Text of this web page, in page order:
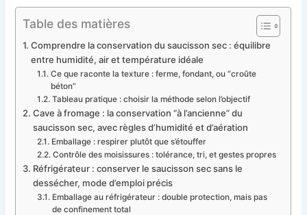
Table des matières
Comprendre la conservation du saucisson sec : équilibre
entre humidité, air et température idéale
Ce que raconte la texture : ferme, fondant, ou “croûte
béton”
Tableau pratique : choisir la méthode selon l’objectif
Cave à fromage : la conservation “à l’ancienne” du
saucisson sec, avec règles d’humidité et d’aération
Emballage : respirer plutôt que s’étouffer
Contrôle des moisissures : tolérance, tri, et gestes propres
Réfrigérateur : conserver le saucisson sec sans le
dessécher, mode d’emploi précis
Emballage au réfrigérateur : double protection, mais pas
de confinement total